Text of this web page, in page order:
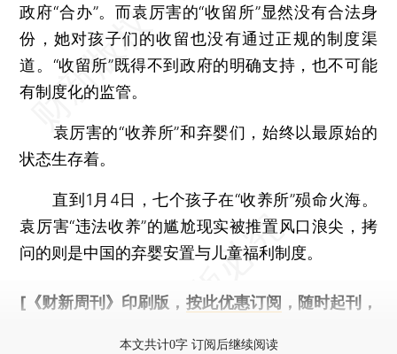
政府“合办”。而袁厉害的“收留所”显然没有合法身
份，她对孩子们的收留也没有通过正规的制度渠
道。“收留所”既得不到政府的明确支持，也不可能
有制度化的监管。
袁厉害的“收养所”和弃婴们，始终以最原始的
状态生存着。
直到1月4日，七个孩子在“收养所”殒命火海。
袁厉害“违法收养”的尴尬现实被推置风口浪尖，拷
问的则是中国的弃婴安置与儿童福利制度。
[《财新周刊》印刷版， 按此优惠订阅 ，随时起刊，
本文共计0字 订阅后继续阅读